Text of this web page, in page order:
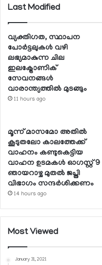
Last Modified
വ്യക്തിഗത, സ്ഥാപന
പോര്‍ട്ടലുകള്‍ വഴി
ലഭ്യമാകുന്ന ചില
ഇലക്ട്രോണിക്
സേവനങ്ങള്‍
വാരാന്ത്യത്തില്‍ മുടങ്ങും
11 hours ago
മൂന്ന് മാസമോ അതില്‍
കൂടുതലോ കാലത്തേക്ക്
വാഹനം കണ്ടുകെട്ടിയ
വാഹന ഉടമകള്‍ ഓഗസ്റ്റ് 9
ഞായറാഴ്ച മുതല്‍ ജപ്തി
വിഭാഗം സന്ദര്‍ശിക്കണം
14 hours ago
Most Viewed
January 31, 2021